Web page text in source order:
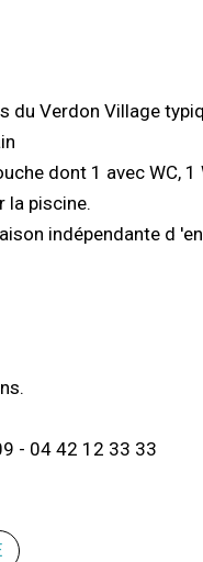
du Verdon Village
dont 1 avec WC, 1
la piscine.
indépendante d
- 04 42 12 33 33